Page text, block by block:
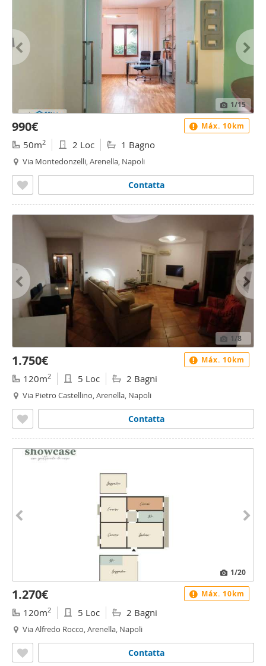
1/15
990€
50m2 2 Loc 1 Bagno
Via Montedonzelli, Arenella, Napoli
Contatta
Máx. 10km
1/8
1.750€
120m2 5 Loc 2 Bagni
Via Pietro Castellino, Arenella, Napoli
Contatta
Máx. 10km
1/20
1.270€
120m2 5 Loc 2 Bagni
Via Alfredo Rocco, Arenella, Napoli
Contatta
Máx. 10km